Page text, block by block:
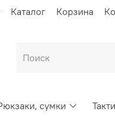
Каталог Корзина
сумки